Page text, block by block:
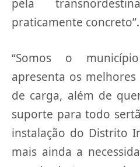
pela
praticamente concreto”.
“Somos o
apresenta os
de carga, além de
suporte para todo
instalação do Distrito
mais ainda a